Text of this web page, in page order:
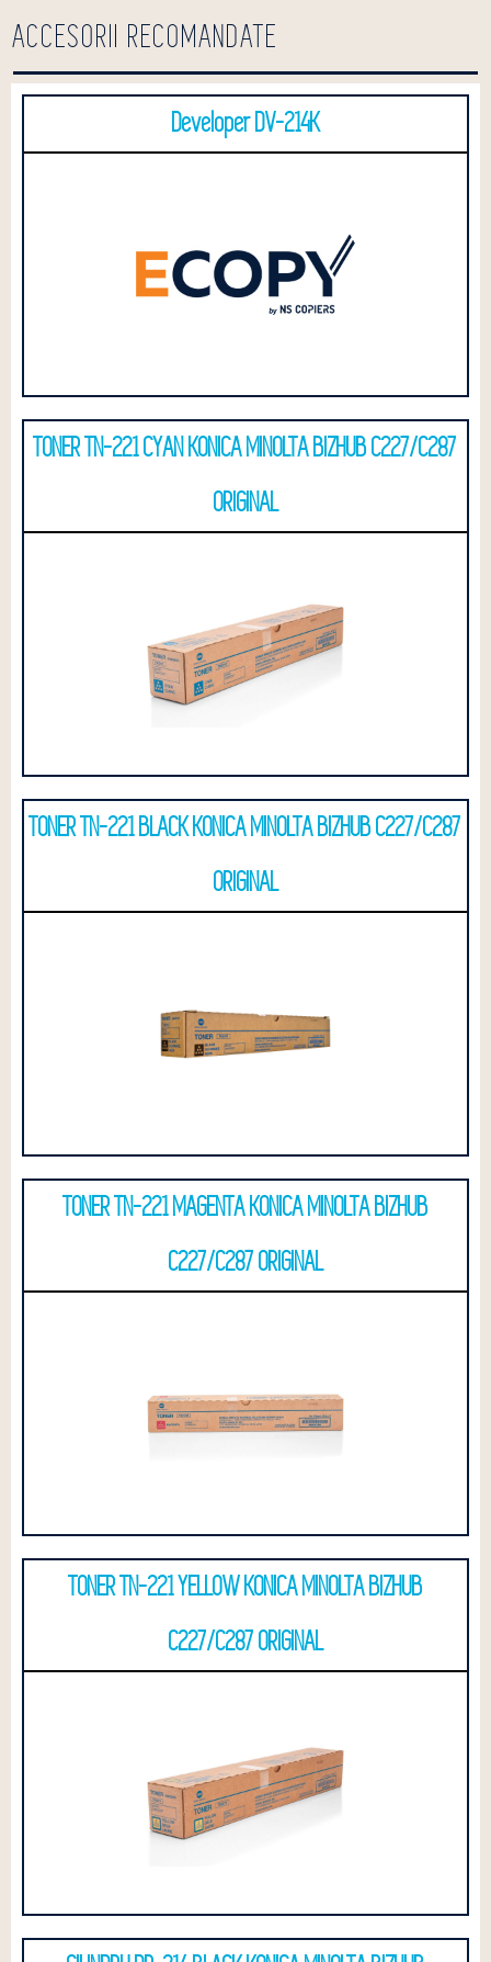
ACCESORII RECOMANDATE
Developer DV-214K
TONER TN-221 CYAN KONICA MINOLTA BIZHUB C227/C287
ORIGINAL
TONER TN-221 BLACK KONICA MINOLTA BIZHUB C227/C287
ORIGINAL
TONER TN-221 MAGENTA KONICA MINOLTA BIZHUB
C227/C287 ORIGINAL
TONER TN-221 YELLOW KONICA MINOLTA BIZHUB
C227/C287 ORIGINAL